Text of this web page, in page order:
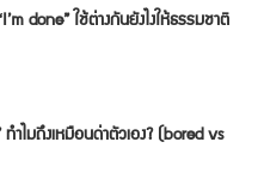
done” ใช้ต่างกันยังไงให้ธรรมชาติ
ำไมถึงเหมือนด่าตัวเอง? (bored vs